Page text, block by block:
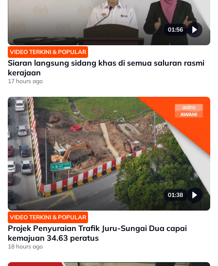
01:56
VIDEO TERKINI & POPULAR
Siaran langsung sidang khas di semua saluran rasmi
kerajaan
17 hours ago
01:38
VIDEO TERKINI & POPULAR
Projek Penyuraian Trafik Juru-Sungai Dua capai
kemajuan 34.63 peratus
18 hours ago